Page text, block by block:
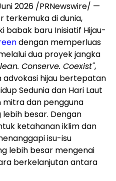
2026 /PRNewswire/ —
terkemuka di dunia,
babak baru Inisiatif Hijau-
dengan memperluas
dua proyek jangka
Conserve. Coexist",
advokasi hijau bertepatan
Sedunia dan Hari Laut
mitra dan pengguna
besar. Dengan
ketahanan iklim dan
isu-isu
lebih besar mengenai
berkelanjutan antara